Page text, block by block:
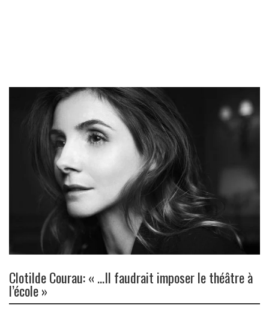
Clotilde Courau: « …Il faudrait imposer le théâtre à
l’école »